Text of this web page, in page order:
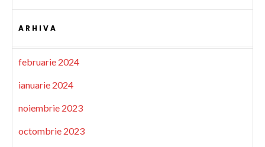
ARHIVA
februarie 2024
ianuarie 2024
noiembrie 2023
octombrie 2023